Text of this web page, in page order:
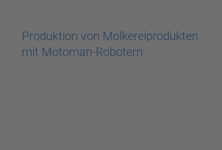
Produktion von Molkereiprodukten
mit Motoman-Robotern